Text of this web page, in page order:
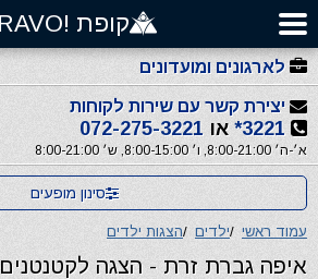
קופת !BRAVO
לארגונים ומועדונים
יצירת קשר עם שירות לקוחות
3221* או 072-275-3221
א׳-ה׳ 8:00-21:00, ו׳ 8:00-15:00, ש׳ 8:00-21:00
סינון מופעים
עמוד ראשי /ילדים /הצגות ילדים
איפה גברת זרת - הצגה לקטנטנים